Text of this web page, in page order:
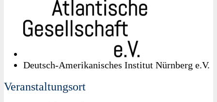
Deutsch-Amerikanisches Institut Nürnberg e.V.
Veranstaltungsort